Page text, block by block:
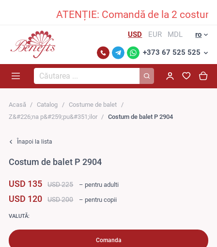
ATENȚIE: Comandă de la 2
USD EUR MDL ro
+373 67 525 525
Căutarea...
Acasă Catalog
Costume de balet
Z&#226;na p&#259;pu&#351;ilor
Costum de balet P 2904
Înapoi la lista
Costum de balet P 2904
USD 135 USD 225 – pentru adulti
USD 120 USD 200 – pentru copii
VALUTĂ:
Comanda